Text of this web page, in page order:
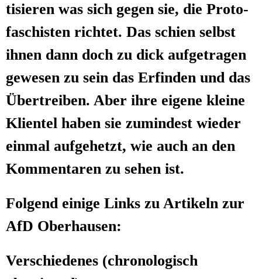
ti­sie­ren was sich gegen sie, die Proto­
fa­schis­ten rich­tet. Das schien selbst
ihnen dann doch zu dick auf­ge­tra­gen
gewe­sen zu sein das Erfin­den und das
Über­trei­ben. Aber ihre eige­ne klei­ne
Kli­en­tel haben sie zumin­dest wie­der
ein­mal auf­ge­hetzt, wie auch an den
Kom­men­ta­ren zu sehen ist.
Fol­gend eini­ge Links zu Arti­keln zur
AfD Oberhausen:
Ver­schie­de­nes (chro­no­lo­gisch